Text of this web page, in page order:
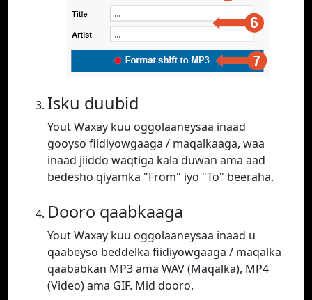
Isku duubid
Yout Waxay kuu oggolaaneysaa inaad
gooyso fiidiyowgaaga / maqalkaaga, waa
inaad jiiddo waqtiga kala duwan ama aad
bedesho qiyamka "From" iyo "To" beeraha.
Dooro qaabkaaga
Yout Waxay kuu oggolaaneysaa inaad u
qaabeyso beddelka fiidiyowgaaga / maqalka
qaababkan MP3 ama WAV (Maqalka), MP4
(Video) ama GIF. Mid dooro.